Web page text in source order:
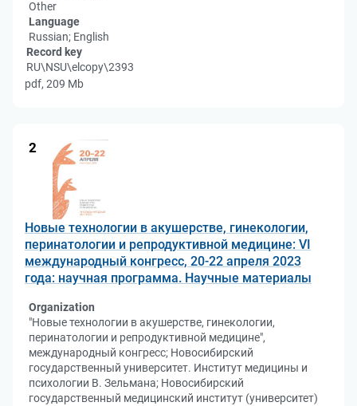
Other
Language
Russian; English
Record key
RU\NSU\elcopy\2393
pdf, 209 Mb
2
Новые технологии в акушерстве, гинекологии,
перинатологии и репродуктивной медицине: VI
международный конгресс, 20-22 апреля 2023
года: научная программа. Научные материалы
Organization
"Новые технологии в акушерстве, гинекологии,
перинатологии и репродуктивной медицине",
международный конгресс; Новосибирский
государственный университет. Институт медицины и
психологии В. Зельмана; Новосибирский
государственный медицинский институт (университет)